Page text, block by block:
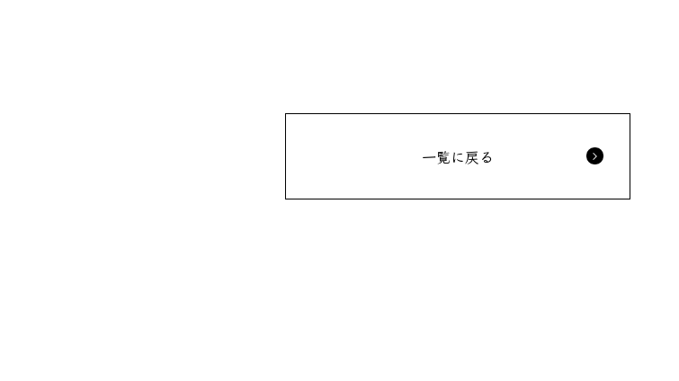
一覧に戻る